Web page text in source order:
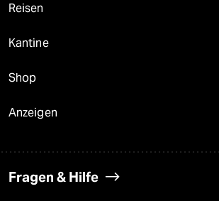
Reisen
Kantine
Shop
Anzeigen
Fragen & Hilfe